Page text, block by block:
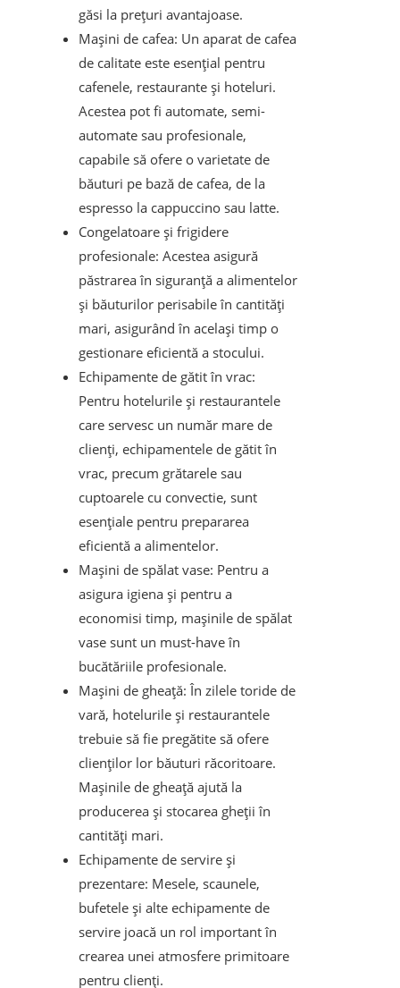
găsi la prețuri avantajoase.
Mașini de cafea: Un aparat de cafea
de calitate este esențial pentru
cafenele, restaurante și hoteluri.
Acestea pot fi automate, semi-
automate sau profesionale,
capabile să ofere o varietate de
băuturi pe bază de cafea, de la
espresso la cappuccino sau latte.
Congelatoare și frigidere
profesionale: Acestea asigură
păstrarea în siguranță a alimentelor
și băuturilor perisabile în cantități
mari, asigurând în același timp o
gestionare eficientă a stocului.
Echipamente de gătit în vrac:
Pentru hotelurile și restaurantele
care servesc un număr mare de
clienți, echipamentele de gătit în
vrac, precum grătarele sau
cuptoarele cu convectie, sunt
esențiale pentru prepararea
eficientă a alimentelor.
Mașini de spălat vase: Pentru a
asigura igiena și pentru a
economisi timp, mașinile de spălat
vase sunt un must-have în
bucătăriile profesionale.
Mașini de gheață: În zilele toride de
vară, hotelurile și restaurantele
trebuie să fie pregătite să ofere
clienților lor băuturi răcoritoare.
Mașinile de gheață ajută la
producerea și stocarea gheții în
cantități mari.
Echipamente de servire și
prezentare: Mesele, scaunele,
bufetele și alte echipamente de
servire joacă un rol important în
crearea unei atmosfere primitoare
pentru clienți.